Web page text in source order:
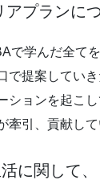
プランに
で学んだ全て
で提案してい
ションを起こ
牽引、貢献し
に関して